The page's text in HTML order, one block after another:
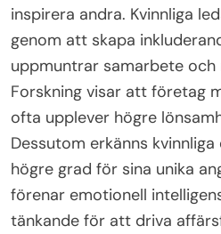
inspirera andra. Kvinnliga
genom att skapa
uppmuntrar samarbete och
Forskning visar att företag
ofta upplever högre
Dessutom erkänns
högre grad för sina unika
förenar emotionell
tänkande för att driva